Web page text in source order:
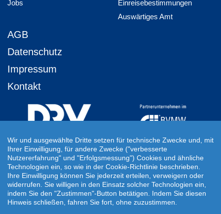
Jobs
Einreisebestimmungen
Auswärtiges Amt
AGB
Datenschutz
Impressum
Kontakt
Ihre Individuelle Reiseanfrage
Auf Ihre ganz persönlichen Vorstellungen abgestimmt!
Für Ihre individuellen Reisewünsche erstellen wir Ihnen gern ein
persönliches Angebot.
JETZT INDIVIDUELLE REISEANFRAGE ERSTELLEN
Wir und ausgewählte Dritte setzen für technische Zwecke und, mit
Ihrer Einwilligung, für andere Zwecke ("verbesserte
Nutzererfahrung" und "Erfolgsmessung") Cookies und ähnliche
Technologien ein, so wie in der Cookie-Richtlinie beschrieben.
Ihre Einwilligung können Sie jederzeit erteilen, verweigern oder
widerrufen. Sie willigen in den Einsatz solcher Technologien ein,
indem Sie den "Zustimmen"-Button betätigen. Indem Sie diesen
Hinweis schließen, fahren Sie fort, ohne zuzustimmen.